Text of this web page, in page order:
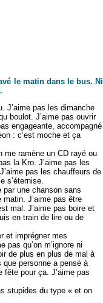
le matin dans le bus. Ni
J’aime pas les dimanche
boulot. J’aime pas ouvrir
engageante, accompagné
: c’est moche et ça
me ramène un CD rayé ou
la Kro. J’aime pas les
pas les chauffeurs de
s’éternise.
par une chanson sans
J’aime pas être
mal. J’aime pas boire et
en train de lire ou de
et imprégner mes
qu’on m’ignore ni
de plus en plus de mal à
personne a pensé à
fête pour ça. J’aime pas
stupides du type « et on